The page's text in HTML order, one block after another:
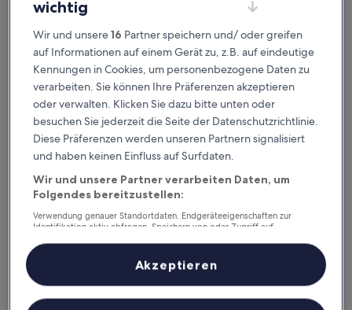
Vista Sierra Laguna
Vista Sierra Laguna
3.0-
Sterne-
Unterkunft
9.8
von
10,
Außergewöhnlich,
(41
Bewertungen)
9,8/10 Außergewöhnlich (41 Bewertungen)
Preis
beträgt
77 €
inkl. Steuern & Gebühren
7. Aug.–8. Aug.
wichtig
Wir und unsere16 Partner speichern und/ oder greifen
auf Informationen auf einem Gerät zu, z.B. auf eindeutige
Kennungen in Cookies, um personenbezogene Daten zu
verarbeiten. Sie können Ihre Präferenzen akzeptieren
oder verwalten. Klicken Sie dazu bitte unten oder
besuchen Sie jederzeit die Seite der Datenschutzrichtlinie.
Diese Präferenzen werden unseren Partnern signalisiert
und haben keinen Einfluss auf Surfdaten.
Wir und unsere Partner verarbeiten Daten, um
Folgendes bereitzustellen:
Verwendung genauer Standortdaten. Endgeräteeigenschaften zur
Identifikation aktiv abfragen. Speichern von oder Zugriff auf
Inhalte, Messung von Werbeleistung und der Performance von Inhalten,
Zielgruppenforschung sowie Entwicklung und Verbesserung von
Liste der Partner (Lieferanten)
Akzeptieren